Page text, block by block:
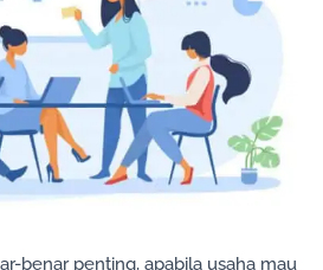
benar penting, apabila usaha mau